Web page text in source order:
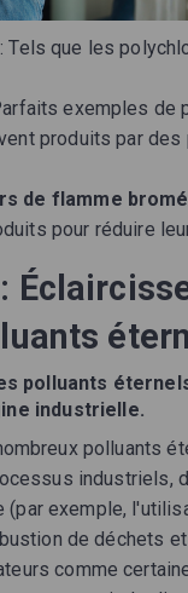
: Tels que les
exemples de
produits par des
de flamme
pour réduire
polluants
industrielle.
polluants
industriels,
(par exemple,
de déchets
comme